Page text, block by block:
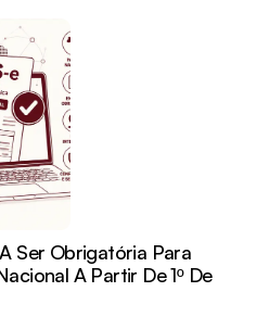
Ser Obrigatória Para
A Partir De 1º De